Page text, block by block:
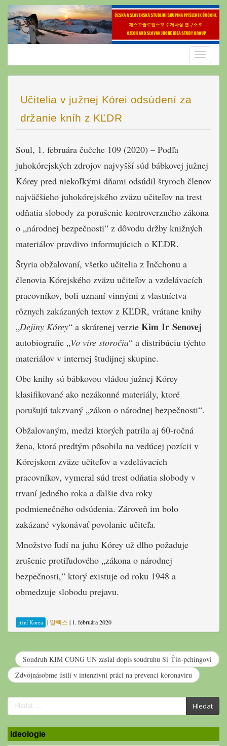
Skip
content
Toggle
Učitelia v južnej Kórei odsúdení za
držanie kníh z KĽDR
Soul, 1. februára čučche 109 (2020) – Podľa
juhokórejských zdrojov najvyšší súd bábkovej južnej
Kórey pred niekoľkými dňami odsúdil štyroch členov
najväčšieho juhokórejského zväzu učiteľov na trest
odňatia slobody za porušenie kontroverzného zákona
o „národnej bezpečnosti“ z dôvodu držby knižných
materiálov pravdivo informujúcich o KĽDR.
Štyria obžalovaní, všetko učitelia z Inčchonu a
členovia Kórejského zväzu učiteľov a vzdelávacích
pracovníkov, boli uznaní vinnými z vlastníctva
rôznych zakázaných textov z KĽDR, vrátane knihy
„Dejiny Kórey“ a skrátenej verzie Kim Ir Senovej
autobiografie „Vo víre storočia“ a distribúciu týchto
materiálov v internej študijnej skupine.
Obe knihy sú bábkovou vládou južnej Kórey
klasifikované ako nezákonné materiály, ktoré
porušujú takzvaný „zákon o národnej bezpečnosti“.
Obžalovaným, medzi ktorých patrila aj 60-ročná
žena, ktorá predtým pôsobila na vedúcej pozícii v
Kórejskom zväze učiteľov a vzdelávacích
pracovníkov, vymeral súd trest odňatia slobody v
trvaní jedného roka a ďalšie dva roky
podmienečného odsúdenia. Zároveň im bolo
zakázané vykonávať povolanie učiteľa.
Množstvo ľudí na juhu Kórey už dlho požaduje
zrušenie protiľudového „zákona o národnej
bezpečnosti,“ ktorý existuje od roku 1948 a
obmedzuje slobodu prejavu.
jižní Korea | 알렉스 | 1. februára 2020
Soudruh KIM ČONG UN zaslal dopis soudruhu Si Ťin-pchingovi
Zdvojnásobme úsilí v intenzivní práci na prevenci koronaviru
Search
for:
Hledat
Ideologie